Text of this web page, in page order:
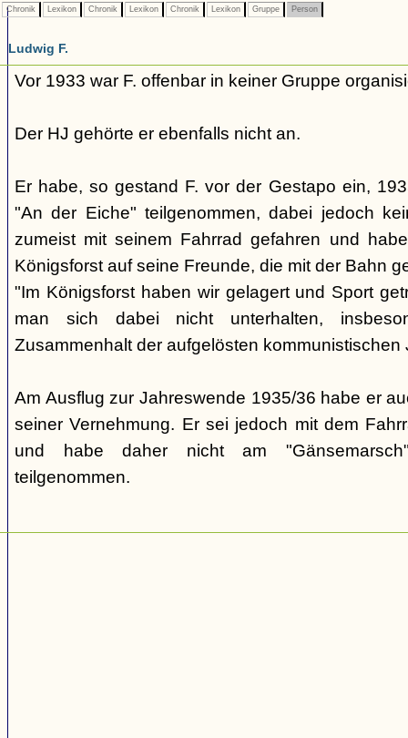
Chronik Lexikon Chronik Lexikon Chronik Lexikon Gruppe Person
Ludwig F.
Vor 1933 war F. offenbar in keiner Gruppe
Der HJ gehörte er ebenfalls nicht an.
Er habe, so gestand F. vor der Gestapo ein,
"An der Eiche" teilgenommen, dabei jedoch
zumeist mit seinem Fahrrad gefahren und
Königsforst auf seine Freunde, die mit der Bahn
"Im Königsforst haben wir gelagert und Sport
man sich dabei nicht unterhalten,
Zusammenhalt der aufgelösten
Am Ausflug zur Jahreswende 1935/36 habe er
seiner Vernehmung. Er sei jedoch mit dem
und habe daher nicht am
teilgenommen.